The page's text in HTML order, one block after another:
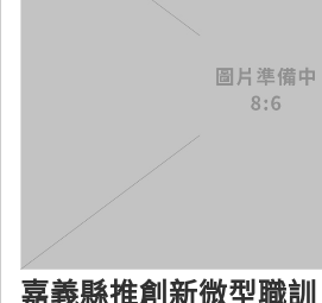
嘉義縣推創新微型職